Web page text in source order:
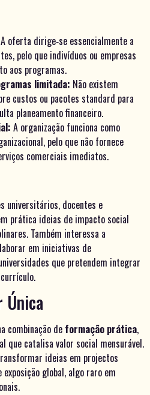
A oferta dirige‑se essencialmente a
pelo que indivíduos ou empresas
aos programas.
limitada: Não existem
custos ou pacotes standard para
planeamento financeiro.
A organização funciona como
pelo que não fornece
comerciais imediatos.
universitários, docentes e
prática ideias de impacto social
Também interessa a
em iniciativas de
que pretendem integrar
Única
combinação de formação prática,
que catalisa valor social mensurável.
ideias em projectos
global, algo raro em